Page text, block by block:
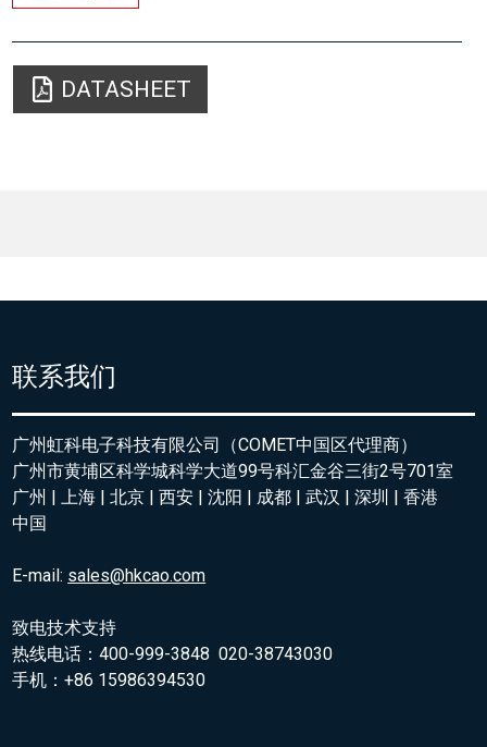
DATASHEET
联系我们
广州虹科电子科技有限公司（COMET中国区代理商）
广州市黄埔区科学城科学大道99号科汇金谷三街2号701室
广州 | 上海 | 北京 | 西安 | 沈阳 | 成都 | 武汉 | 深圳 | 香港
中国
E-mail: sales@hkcao.com
致电技术支持
热线电话：400-999-3848 020-38743030
手机：+86 15986394530